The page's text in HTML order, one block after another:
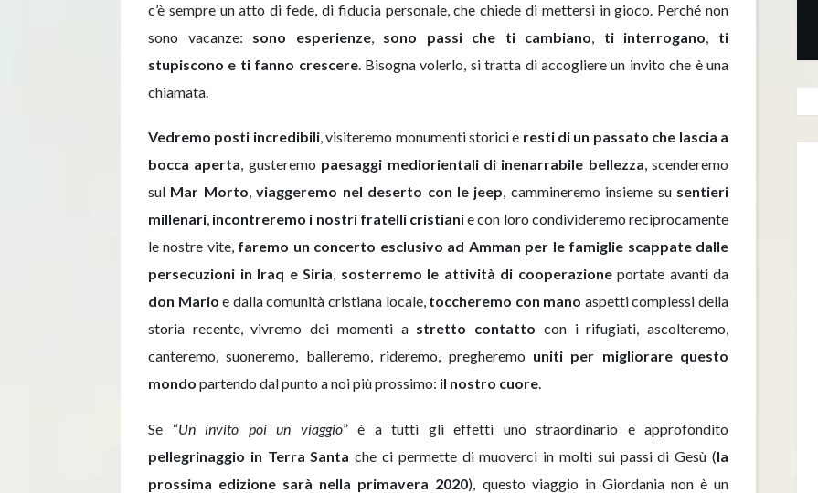
c’è sempre un atto di fede, di fiducia personale, che chiede di mettersi in gioco. Perché non
sono vacanze: sono esperienze, sono passi che ti cambiano, ti interrogano, ti
stupiscono e ti fanno crescere. Bisogna volerlo, si tratta di accogliere un invito che è una
chiamata.
Vedremo posti incredibili, visiteremo monumenti storici e resti di un passato che lascia a
bocca aperta, gusteremo paesaggi mediorientali di inenarrabile bellezza, scenderemo
sul Mar Morto,viaggeremo nel deserto con le jeep, cammineremo insieme su sentieri
millenari, incontreremo i nostri fratelli cristianie con loro condivideremo reciprocamente
le nostre vite, faremo un concerto esclusivo ad Amman per le famiglie scappate dalle
persecuzioni in Iraq e Siria, sosterremo le attività di cooperazioneportate avanti da
don Mario e dalla comunità cristiana locale, toccheremo con mano aspetti complessi della
storia recente, vivremo dei momenti a stretto contatto con i rifugiati, ascolteremo,
canteremo, suoneremo, balleremo, rideremo, pregheremo uniti per migliorare questo
mondo partendo dal punto a noi più prossimo: il nostro cuore.
Se “Un invito poi un viaggio” è a tutti gli effetti uno straordinario e approfondito
pellegrinaggio in Terra Santa che ci permette di muoverci in molti sui passi di Gesù (la
prossima edizione sarà nella primavera 2020), questo viaggio in Giordania non è un